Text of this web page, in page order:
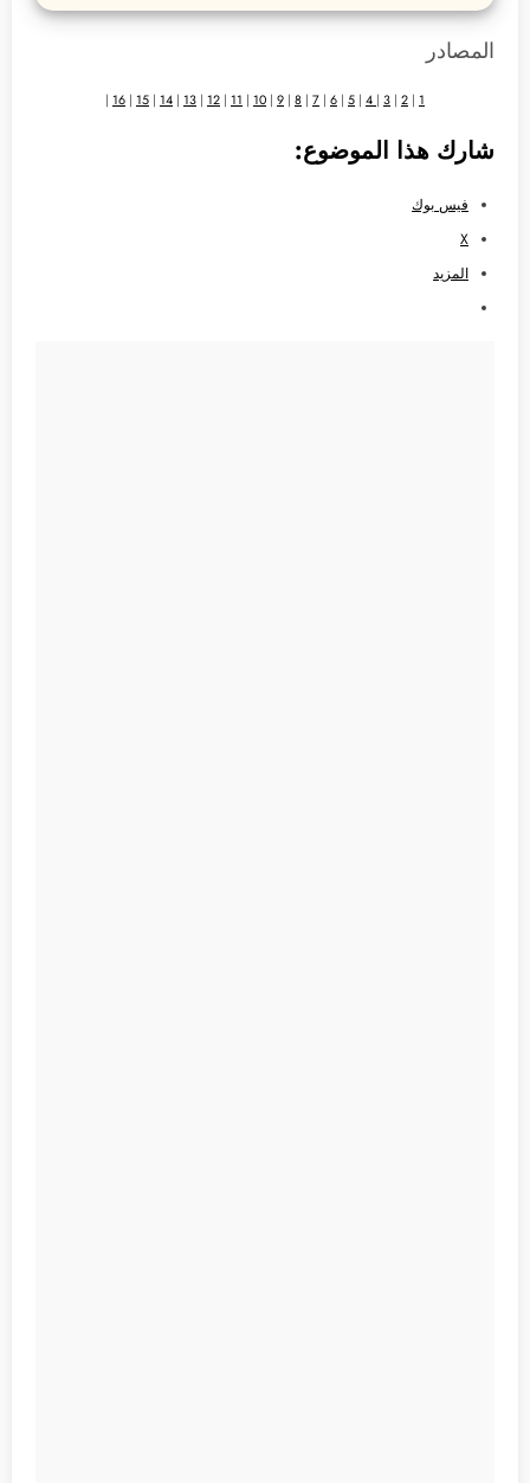
المصادر
1
|
2
|
3
|
|
5
|
6
|
7
|
8
|
9
|
10
|
11
|
12
|
13
|
14
|
15
|
16
|
شارك هذا الموضوع:
فيس بوك
X
المزيد